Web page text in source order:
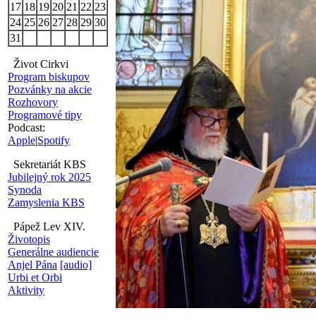
17 18 19 20 21 22 23
24 25 26 27 28 29 30
31
Život Cirkvi
Program biskupov
Pozvánky na akcie
Rozhovory
Programové tipy
Podcast:
Apple|Spotify
Sekretariát KBS
Jubilejný rok 2025
Synoda
Zamyslenia KBS
Pápež Lev XIV.
Životopis
Generálne audiencie
Anjel Pána [audio]
Urbi et Orbi
Aktivity